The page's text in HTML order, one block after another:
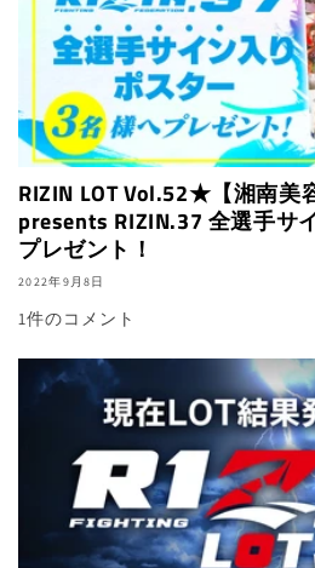
RIZIN LOT Vol.52★【湘南美
presents RIZIN.37 全選手サ
プレゼント！
2022年9月8日
1件のコメント